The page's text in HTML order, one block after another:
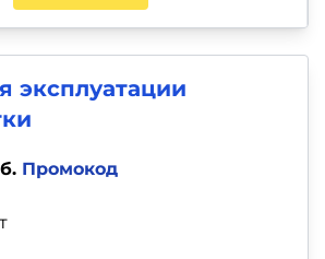
эксплуатации
Промокод